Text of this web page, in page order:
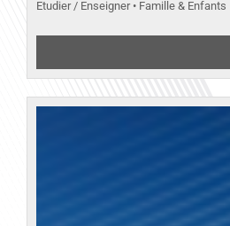
Etudier / Enseigner • Famille & Enfants